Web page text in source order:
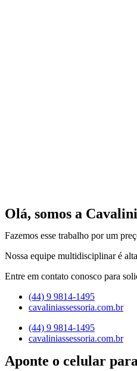
Olá, somos a
Fazemos esse trabalho por um
Nossa equipe multidisciplinar é
Entre em contato conosco para
(44) 9 9814-1495
cavaliniassessoria.com.br
(44) 9 9814-1495
cavaliniassessoria.com.br
Aponte o celular